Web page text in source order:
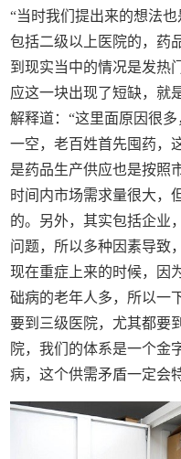
“当时我们提出来的想法
包括二级以上医院的，药
到现实当中的情况是发热
应这一块出现了短缺，就
解释道：“这里面原因很
一空，老百姓首先囤药，
是药品生产供应也是按照
时间内市场需求量很大，
的。另外，其实包括企业
问题，所以多种因素导致
现在重症上来的时候，因
础病的老年人多，所以一
要到三级医院，尤其都要
院，我们的体系是一个金
病，这个供需矛盾一定会